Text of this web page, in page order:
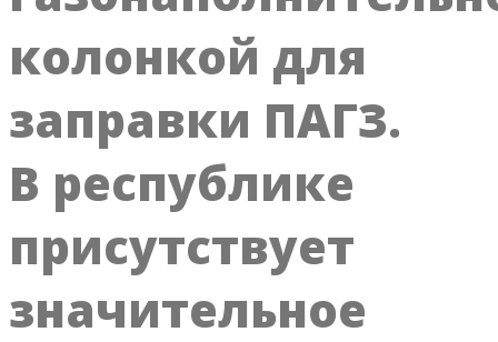
колонкой для
заправки ПАГЗ.
В республике
присутствует
значительное